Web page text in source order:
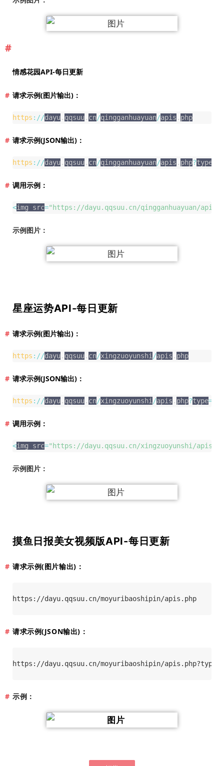
情感花园API-每日更新
请求示例(图片输出)：
https : //dayu. qqsuu. cn/qingganhuayuan/apis . php
请求示例(JSON输出)：
https : //dayu. qqsuu. cn/qingganhuayuan/apis . php?type
调用示例：
<img src="https://dayu.qqsuu.cn/qingganhuayuan/
示例图片：
星座运势API-每日更新
请求示例(图片输出)：
https : //dayu. qqsuu. cn/xingzuoyunshi /apis . php
请求示例(JSON输出)：
https : //dayu. qqsuu. cn/xingzuoyunshi /apis . php?type=
调用示例：
<img src="https://dayu.qqsuu.cn/xingzuoyunshi/
示例图片：
摸鱼日报美女视频版API-每日更新
请求示例(图片输出)：
https://dayu.qqsuu.cn/moyuribaoshipin/apis.php
请求示例(JSON输出)：
https://dayu.qqsuu.cn/moyuribaoshipin/
示例 ：